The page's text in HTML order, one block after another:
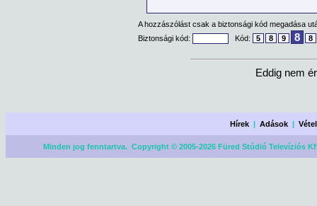
A hozzászólást csak a biztonsági kód megadása
Biztonsági kód:
Kód: 5 8 9 8 8
Eddig nem
Hírek |Adások |
Minden jog fenntartva. Copyright © 2005-2026 Füred Stúdió Televíziós